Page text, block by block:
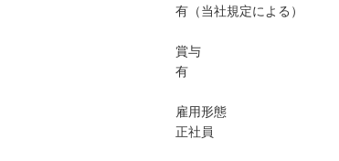
有（当社規定による）
賞与
有
雇用形態
正社員